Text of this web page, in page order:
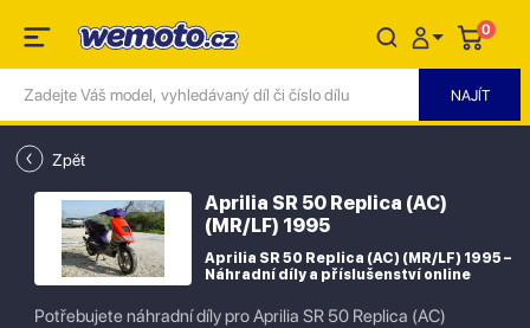
0
Zpět
Aprilia SR 50 Replica (AC)
(MR/LF) 1995
Aprilia SR 50 Replica (AC) (MR/LF) 1995 –
Náhradní díly a příslušenství online
Potřebujete náhradní díly pro Aprilia SR 50 Replica (AC)